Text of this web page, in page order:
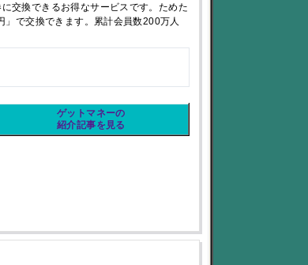
交換できるお得なサービスです。ためた
」で交換できます。累計会員数200万人
ゲットマネーの
紹介記事を見る